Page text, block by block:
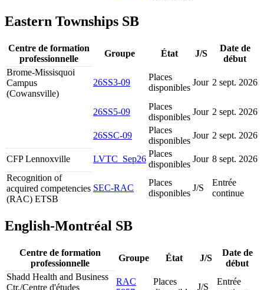
Eastern Townships SB
Centre de formation
professionnelle
Groupe État J/S
Date de
début
Brome-Missisquoi
Campus
(Cowansville)
26SS3-09
Places
disponibles
Jour 2 sept. 2026
26SS5-09
Places
disponibles
Jour 2 sept. 2026
26SSC-09
Places
disponibles
Jour 2 sept. 2026
CFP Lennoxville LVTC_Sep26
Places
disponibles
Jour 8 sept. 2026
Recognition of
acquired competencies
(RAC) ETSB
SEC-RAC
Places
disponibles
J/S
Entrée
continue
English-Montréal SB
Centre de formation
professionnelle
Groupe État J/S
Date de
début
Shadd Health and Business
Ctr./Centre d'études
RAC
Places
J/S
Entrée